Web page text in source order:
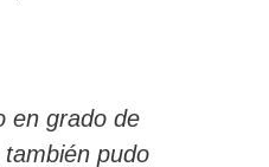
en grado de
pudo